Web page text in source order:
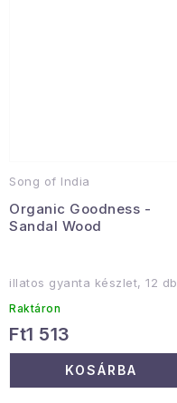
Song of India
Organic Goodness -
Sandal Wood
illatos gyanta készlet, 12 db
Raktáron
Ft1 513
KOSÁRBA